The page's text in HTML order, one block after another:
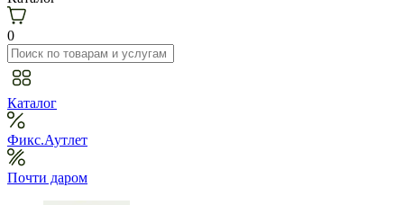
0
Каталог
Фикс.Аутлет
Почти даром